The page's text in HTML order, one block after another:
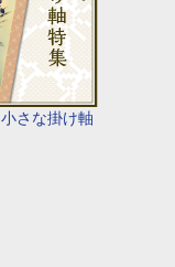
小さな掛け軸